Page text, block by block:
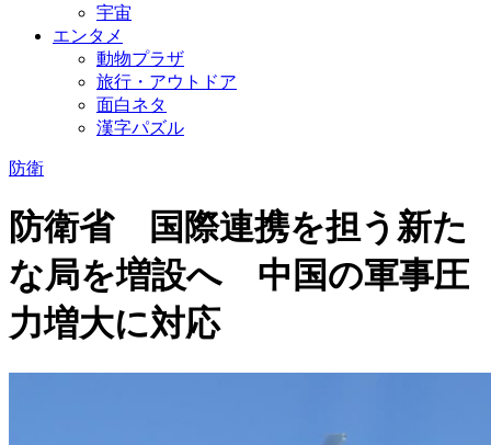
宇宙
エンタメ
動物プラザ
旅行・アウトドア
面白ネタ
漢字パズル
防衛
防衛省 国際連携を担う新た
な局を増設へ 中国の軍事圧
力増大に対応